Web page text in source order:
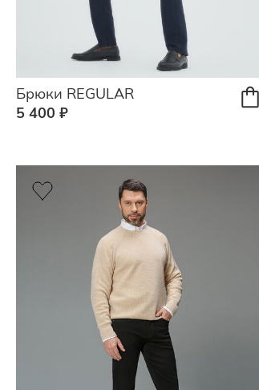
Брюки REGULAR
5 400 ₽